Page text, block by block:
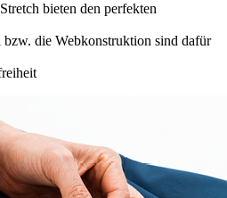
bieten den perfekten
bzw. die Webkonstruktion sind dafür